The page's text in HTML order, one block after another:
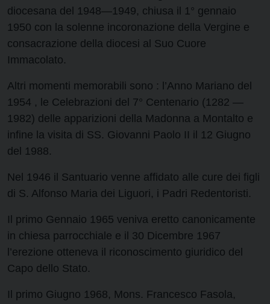
diocesana del 1948—1949, chiusa il 1° gennaio
1950 con la solenne incoronazione della Vergine e
consacrazione della diocesi al Suo Cuore
Immacolato.
Altri momenti memorabili sono : l’Anno Mariano del
1954 , le Celebrazioni del 7° Centenario (1282 —
1982) delle apparizioni della Madonna a Montalto e
infine la visita di SS. Giovanni Paolo II il 12 Giugno
del 1988.
Nel 1946 il Santuario venne affidato alle cure dei figli
di S. Alfonso Maria dei Liguori, i Padri Redentoristi.
Il primo Gennaio 1965 veniva eretto canonicamente
in chiesa parrocchiale e il 30 Dicembre 1967
l’erezione otteneva il riconoscimento giuridico del
Capo dello Stato.
Il primo Giugno 1968, Mons. Francesco Fasola,